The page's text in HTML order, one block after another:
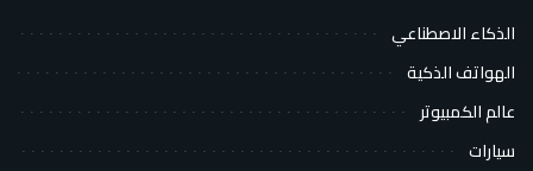
الذكاء الاصطناعي
الهواتف الذكية
عالم الكمبيوتر
سيارات